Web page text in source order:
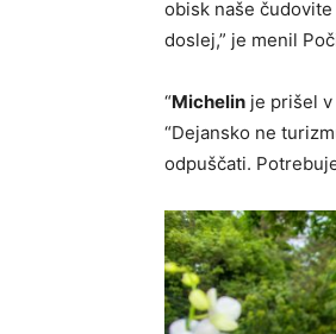
obisk naše
doslej,” je menil
“Michelin je prišel v
“Dejansko ne
odpuščati.